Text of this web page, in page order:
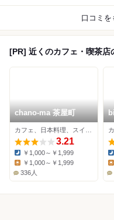
口コミを
[PR] 近くのカフェ・喫茶店
chano-ma 茶屋町
3.21
Dinner:
￥1,000～￥1,999
￥1,000～￥1,999
336人